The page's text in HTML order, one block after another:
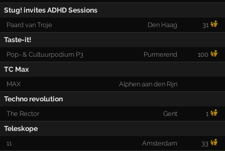
Stug! invites ADHD Sessions
Paard van Troje Den Haag 31
Taste-it!
Pop- & Cultuurpodium P3 Purmerend 100
TC Max
MAX Alphen aan den Rijn
Techno revolution
The Rector Gent 1
Teleskope
11 Amsterdam 33